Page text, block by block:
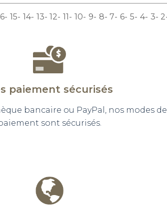
15 14 13 12 11 10 9 8 7 6 5 4 3 2
paiement sécurisés
bancaire ou PayPal, nos modes de
sont sécurisés.